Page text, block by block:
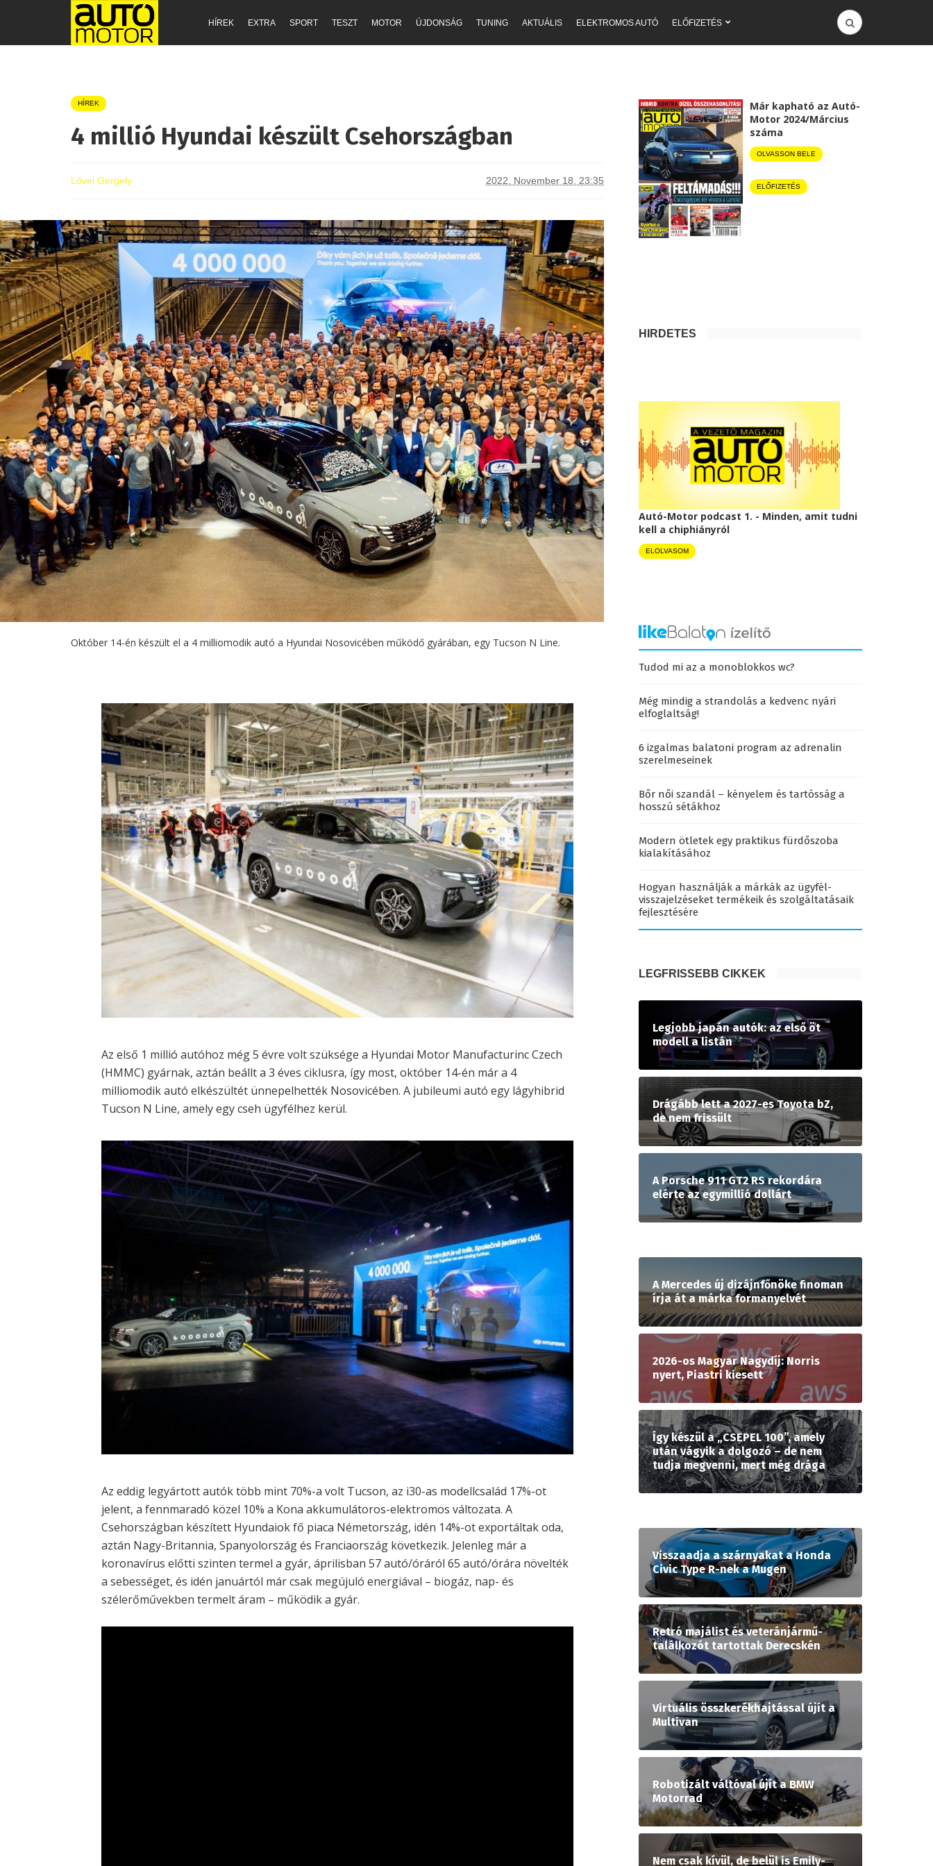
HÍREK EXTRA SPORT TESZT MOTOR ÚJDONSÁG TUNING AKTUÁLIS ELEKTROMOS AUTÓ ELŐFIZETÉS
HÍREK
4 millió Hyundai készült Csehországban
Lővei Gergely 2022. November 18. 23:35
Október 14-én készült el a 4 milliomodik autó a Hyundai Nosovicében működő gyárában, egy Tucson N Line.
Az első 1 millió autóhoz még 5 évre volt szüksége a Hyundai Motor Manufacturinc Czech
(HMMC) gyárnak, aztán beállt a 3 éves ciklusra, így most, október 14-én már a 4
milliomodik autó elkészültét ünnepelhették Nosovicében. A jubileumi autó egy lágyhibrid
Tucson N Line, amely egy cseh ügyfélhez kerül.
Az eddig legyártott autók több mint 70%-a volt Tucson, az i30-as modellcsalád 17%-ot
jelent, a fennmaradó közel 10% a Kona akkumulátoros-elektromos változata. A
Csehországban készített Hyundaiok fő piaca Németország, idén 14%-ot exportáltak oda,
aztán Nagy-Britannia, Spanyolország és Franciaország következik. Jelenleg már a
koronavírus előtti szinten termel a gyár, áprilisban 57 autó/óráról 65 autó/órára növelték
a sebességet, és idén januártól már csak megújuló energiával – biogáz, nap- és
szélerőművekben termelt áram – működik a gyár.
Már kapható az Autó-
Motor 2024/Március
száma
OLVASSON BELE
ELŐFIZETÉS
HIRDETÉS
Autó-Motor podcast 1. - Minden, amit tudni
kell a chiphiányról
ELOLVASOM
Tudod mi az a monoblokkos wc?
Még mindig a strandolás a kedvenc nyári
elfoglaltság!
6 izgalmas balatoni program az adrenalin
szerelmeseinek
Bőr női szandál – kényelem és tartósság a
hosszú sétákhoz
Modern ötletek egy praktikus fürdőszoba
kialakításához
Hogyan használják a márkák az ügyfél-
visszajelzéseket termékeik és szolgáltatásaik
fejlesztésére
LEGFRISSEBB CIKKEK
Legjobb japán autók: az első öt
modell a listán
Drágább lett a 2027-es Toyota bZ,
de nem frissült
A Porsche 911 GT2 RS rekordára
elérte az egymillió dollárt
A Mercedes új dizájnfőnöke finoman
írja át a márka formanyelvét
2026-os Magyar Nagydíj: Norris
nyert, Piastri kiesett
Így készül a „CSEPEL 100”, amely
után vágyik a dolgozó – de nem
tudja megvenni, mert még drága
Visszaadja a szárnyakat a Honda
Civic Type R-nek a Mugen
Retró majálist és veteránjármű-
találkozót tartottak Derecskén
Virtuális összkerékhajtással újít a
Multivan
Robotizált váltóval újít a BMW
Motorrad
Nem csak kívül, de belül is Emily-